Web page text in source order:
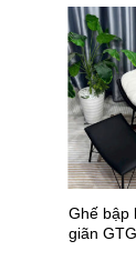
Ghế bập
giãn